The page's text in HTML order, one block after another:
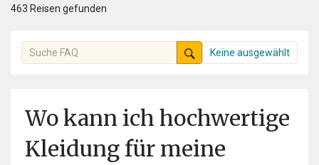
463 Reisen gefunden
Keine ausgewählt
Wo kann ich hochwertige
Kleidung für meine